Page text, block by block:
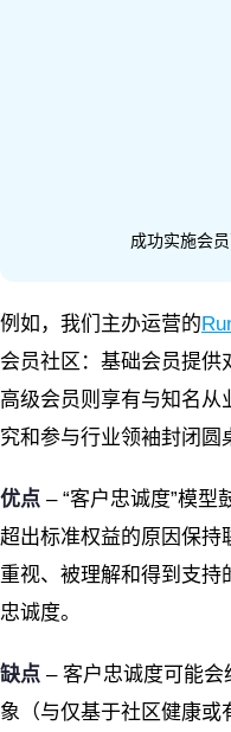
成功实施会
例如，我们主办运营的
会员社区：基础会员提供
高级会员则享有与知名
究和参与行业领袖封闭圆
优点 – “客户忠诚度”模型
超出标准权益的原因保持
重视、被理解和得到支持
忠诚度。
缺点 – 客户忠诚度可能
象（与仅基于社区健康或